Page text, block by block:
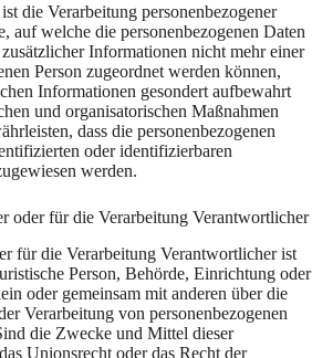
die Verarbeitung personenbezogener
auf welche die personenbezogenen Daten
Informationen nicht mehr einer
Person zugeordnet werden können,
Informationen gesondert aufbewahrt
und organisatorischen Maßnahmen
dass die personenbezogenen
oder identifizierbaren
werden.
für die Verarbeitung Verantwortlicher
für die Verarbeitung Verantwortlicher ist
Person, Behörde, Einrichtung oder
oder gemeinsam mit anderen über die
Verarbeitung von personenbezogenen
die Zwecke und Mittel dieser
Unionsrecht oder das Recht der